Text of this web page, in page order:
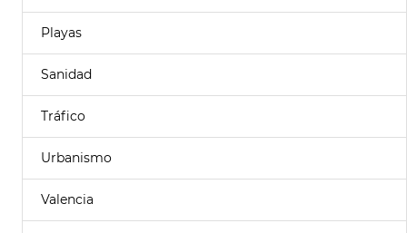
Playas
Sanidad
Tráfico
Urbanismo
Valencia